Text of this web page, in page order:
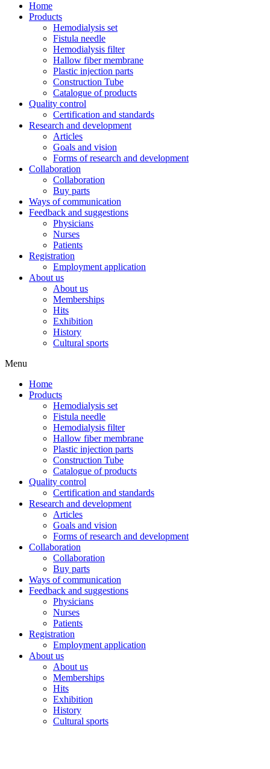
Home
Products
Hemodialysis set
Fistula needle
Hemodialysis filter
Hallow fiber membrane
Plastic injection parts
Construction Tube
Catalogue of products
Quality control
Certification and standards
Research and development
Articles
Goals and vision
Forms of research and development
Collaboration
Collaboration
Buy parts
Ways of communication
Feedback and suggestions
Physicians
Nurses
Patients
Registration
Employment application
About us
About us
Memberships
Hits
Exhibition
History
Cultural sports
Menu
Home
Products
Hemodialysis set
Fistula needle
Hemodialysis filter
Hallow fiber membrane
Plastic injection parts
Construction Tube
Catalogue of products
Quality control
Certification and standards
Research and development
Articles
Goals and vision
Forms of research and development
Collaboration
Collaboration
Buy parts
Ways of communication
Feedback and suggestions
Physicians
Nurses
Patients
Registration
Employment application
About us
About us
Memberships
Hits
Exhibition
History
Cultural sports